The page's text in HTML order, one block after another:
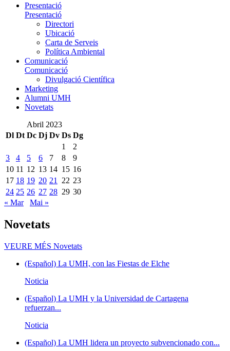
Presentació
Presentació
Directori
Ubicació
Carta de Serveis
Política Ambiental
Comunicació
Comunicació
Divulgació Científica
Marketing
Alumni UMH
Novetats
Abril 2023
Dl Dt Dc Dj Dv Ds Dg
1
2
3
4 5 6 7 8
9
10 11 12 13 14 15 16
17 18 19 20 21 22 23
24 25 26 27 28 29 30
« Mar
Mai »
Novetats
VEURE MÉS Novetats
(Español) La UMH, con las Fiestas de Elche
Noticia
(Español) La UMH y la Universidad de Cartagena
refuerzan...
Noticia
(Español) La UMH lidera un proyecto subvencionado con...